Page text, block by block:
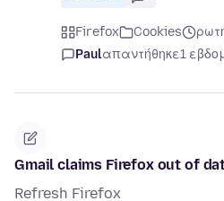
Firefox Cookies
Paulαπαντήθηκε1
Gmail claims Firefox out of
Refresh Firefox